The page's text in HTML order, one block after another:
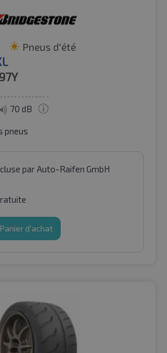
Pneus d'été
97Y
70 dB
pneus
par Auto-Raifen GmbH
Panier d'achat